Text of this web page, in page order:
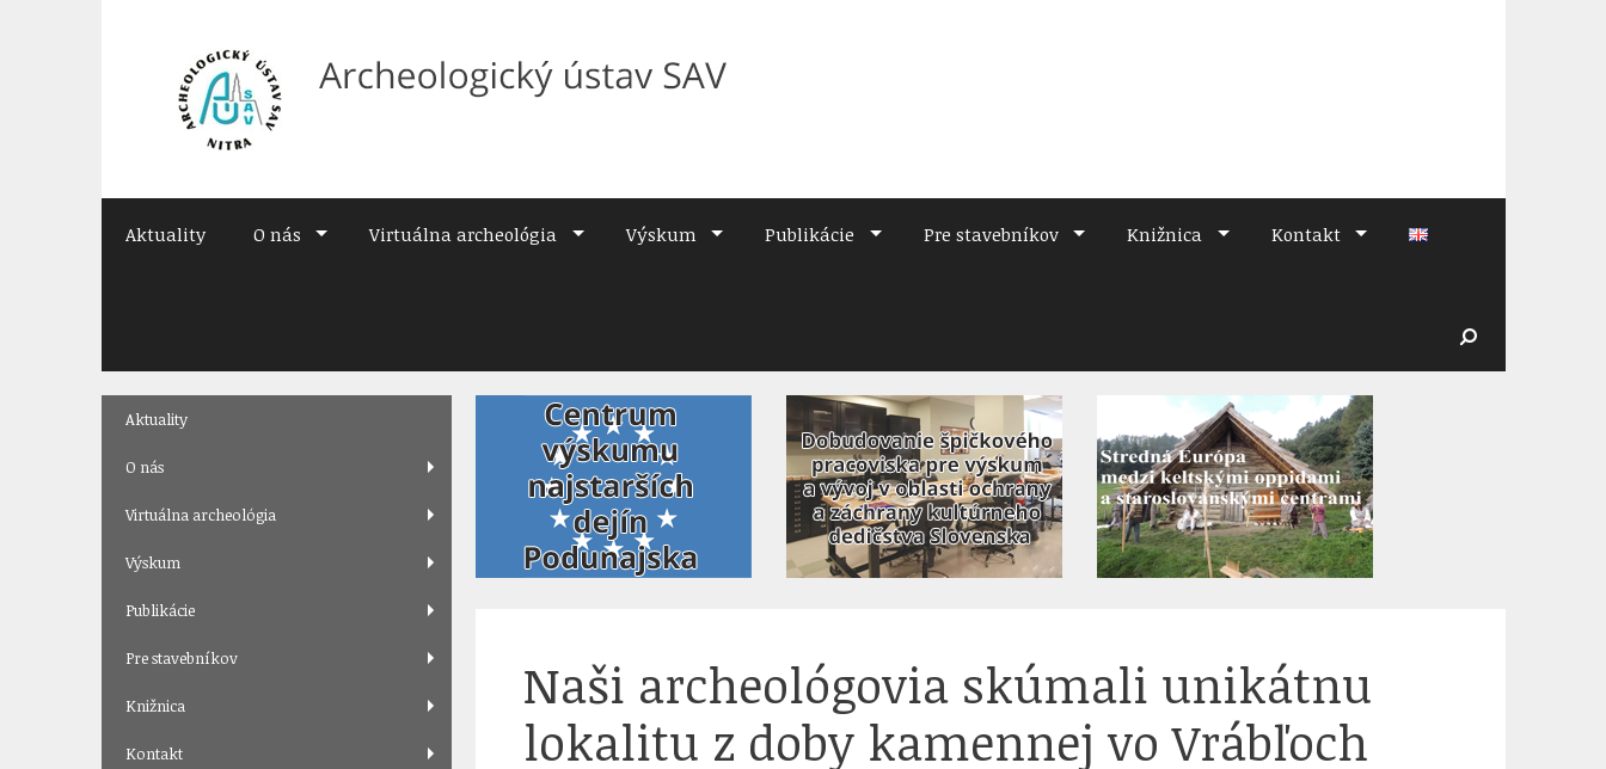
Aktuality O nás Virtuálna archeológia Výskum Publikácie Pre stavebníkov Knižnica Kontakt
Naši archeológovia skúmali unikátnu
lokalitu z doby kamennej vo Vrábľoch
Skip
content
Aktuality
O nás
Virtuálna archeológia
Výskum
Publikácie
Pre stavebníkov
Knižnica
Kontakt